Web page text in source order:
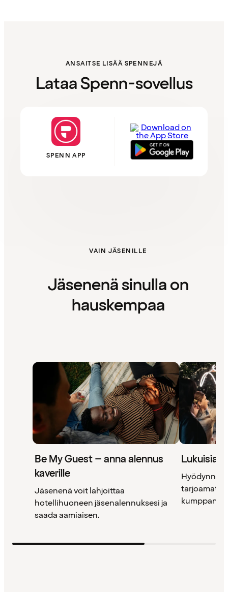
ANSAITSE LISÄÄ SPENNEJÄ
Lataa Spenn-sovellus
SPENN APP
VAIN JÄSENILLE
Jäsenenä sinulla on
hauskempaa
Be My Guest – anna alennus
kaverille
Jäsenenä voit lahjoittaa
hotellihuoneen jäsenalennuksesi ja
saada aamiaisen.
Lukuisia
Hyödynnä
tarjoamat